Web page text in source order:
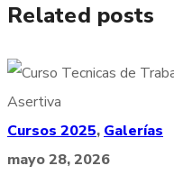
Related posts
Cursos 2025, Galerías
mayo 28, 2026